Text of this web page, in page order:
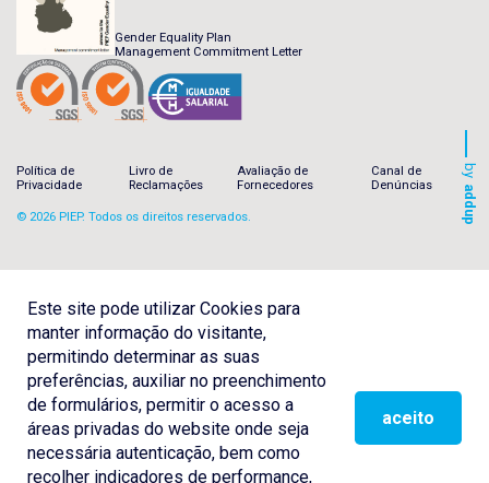
Gender Equality Plan
Management Commitment Letter
Política de
Privacidade
Livro de
Reclamações
Avaliação de
Fornecedores
Canal de
Denúncias
© 2026 PIEP. Todos os direitos reservados.
by
addup
Este site pode utilizar Cookies para
manter informação do visitante,
permitindo determinar as suas
preferências, auxiliar no preenchimento
de formulários, permitir o acesso a
áreas privadas do website onde seja
necessária autenticação, bem como
recolher indicadores de performance,
aceito